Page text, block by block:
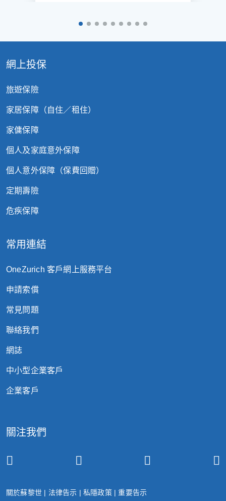
測試結果／證書。
請參閱保單條款以了解更多各保障部份之不保事
網上投保
旅遊保險
家居保障（自住／租住）
家傭保障
個人及家庭意外保障
個人意外保障（保費回贈）
定期壽險
危疾保障
常用連結
OneZurich 客戶網上服務平台
申請索償
常見問題
聯絡我們
網誌
中小型企業客戶
企業客戶
關注我們
關於蘇黎世 | 法律告示 |私隱政策|重要告示